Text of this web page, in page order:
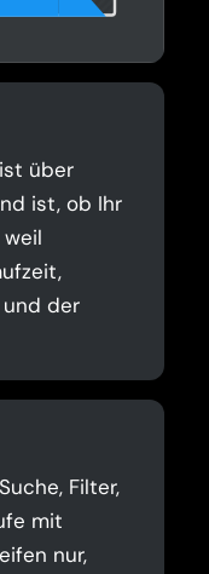
über
ist, ob Ihr
der
Filter,
mit
nur,